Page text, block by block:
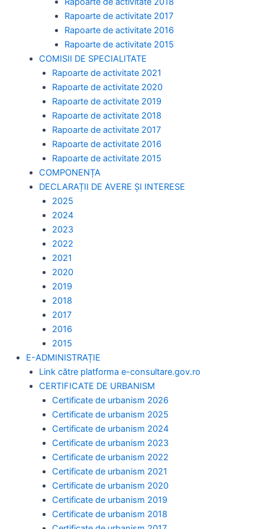
Rapoarte de activitate 2017
Rapoarte de activitate 2016
Rapoarte de activitate 2015
COMISII DE SPECIALITATE
Rapoarte de activitate 2021
Rapoarte de activitate 2020
Rapoarte de activitate 2019
Rapoarte de activitate 2018
Rapoarte de activitate 2017
Rapoarte de activitate 2016
Rapoarte de activitate 2015
COMPONENȚA
DECLARAȚII DE AVERE ȘI INTERESE
2025
2024
2023
2022
2021
2020
2019
2018
2017
2016
2015
E-ADMINISTRAȚIE
Link către platforma e-consultare.gov.ro
CERTIFICATE DE URBANISM
Certificate de urbanism 2026
Certificate de urbanism 2025
Certificate de urbanism 2024
Certificate de urbanism 2023
Certificate de urbanism 2022
Certificate de urbanism 2021
Certificate de urbanism 2020
Certificate de urbanism 2019
Certificate de urbanism 2018